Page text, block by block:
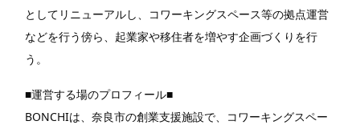
としてリニューアルし、コワーキングスペース等の拠点運営
などを行う傍ら、起業家や移住者を増やす企画づくりを行
う。
■運営する場のプロフィール■
BONCHIは、奈良市の創業支援施設で、コワーキングスペー